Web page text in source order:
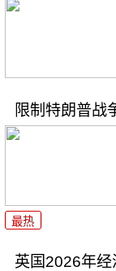
限制特朗普战
最热
英国2026年